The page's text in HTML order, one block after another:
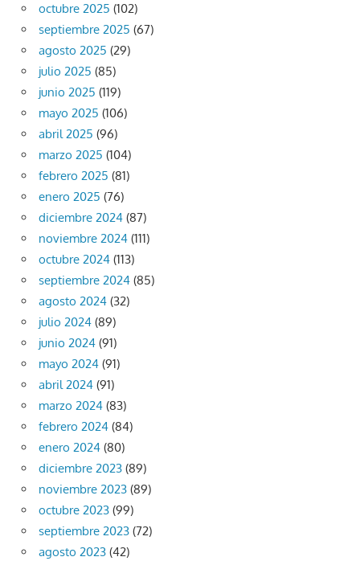
octubre 2025 (102)
septiembre 2025 (67)
agosto 2025 (29)
julio 2025 (85)
junio 2025 (119)
mayo 2025 (106)
abril 2025 (96)
marzo 2025 (104)
febrero 2025 (81)
enero 2025 (76)
diciembre 2024 (87)
noviembre 2024 (111)
octubre 2024 (113)
septiembre 2024 (85)
agosto 2024 (32)
julio 2024 (89)
junio 2024 (91)
mayo 2024 (91)
abril 2024 (91)
marzo 2024 (83)
febrero 2024 (84)
enero 2024 (80)
diciembre 2023 (89)
noviembre 2023 (89)
octubre 2023 (99)
septiembre 2023 (72)
agosto 2023 (42)